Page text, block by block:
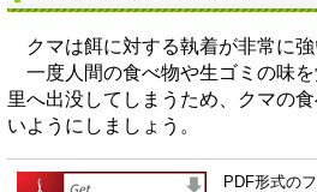
クマは餌に対する執着が非常に強
一度人間の食べ物や生ゴミの味を
里へ出没してしまうため、クマの
いようにしましょう。
PDF形式の